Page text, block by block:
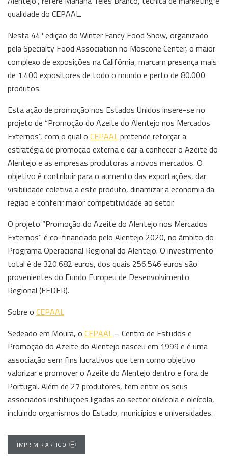
qualidade do CEPAAL.
Nesta 44ª edição do Winter Fancy Food Show, organizado
pela Specialty Food Association no Moscone Center, o maior
complexo de exposições na Califórnia, marcam presença mais
de 1.400 expositores de todo o mundo e perto de 80.000
produtos.
Esta ação de promoção nos Estados Unidos insere-se no
projeto de “Promoção do Azeite do Alentejo nos Mercados
Externos”, com o qual o CEPAALpretende reforçar a
estratégia de promoção externa e dar a conhecer o Azeite do
Alentejo e as empresas produtoras a novos mercados. O
objetivo é contribuir para o aumento das exportações, dar
visibilidade coletiva a este produto, dinamizar a economia da
região e conferir maior competitividade ao setor.
O projeto “Promoção do Azeite do Alentejo nos Mercados
Externos” é co-financiado pelo Alentejo 2020, no âmbito do
Programa Operacional Regional do Alentejo. O investimento
total é de 320.682 euros, dos quais 256.546 euros são
provenientes do Fundo Europeu de Desenvolvimento
Regional (FEDER).
Sobre o CEPAAL
Sedeado em Moura, o CEPAAL – Centro de Estudos e
Promoção do Azeite do Alentejo nasceu em 1999 e é uma
associação sem fins lucrativos que tem como objetivo
valorizar e promover o Azeite do Alentejo dentro e fora de
Portugal. Além de 27 produtores, tem entre os seus
associados instituições ligadas ao sector olivícola e oleícola,
incluindo organismos do Estado, municípios e universidades.
IMPRIMIR ARTIGO